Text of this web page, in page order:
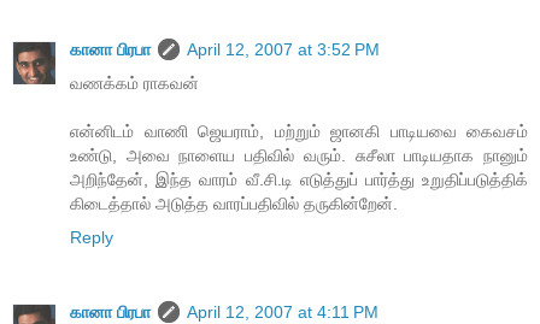
கானா பிரபா
April 12, 2007 at 3:52 PM
வணக்கம் ராகவன்
என்னிடம் வாணி ஜெயராம், மற்றும் ஜானகி பாடியவை கைவசம்
உண்டு, அவை நாளைய பதிவில் வரும். சுசீலா பாடியதாக நானும்
அறிந்தேன், இந்த வாரம் வீ.சி.டி எடுத்துப் பார்த்து உறுதிப்படுத்திக்
கிடைத்தால் அடுத்த வாரப்பதிவில் தருகின்றேன்.
Reply
கானா பிரபா
April 12, 2007 at 4:11 PM